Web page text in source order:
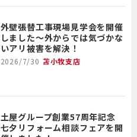
外壁張替工事現場見学会を開催
しました～外からでは気づかな
いアリ被害を解決！
2026/7/30 苫小牧支店
土屋グループ創業57周年記念
七夕リフォーム相談フェアを開